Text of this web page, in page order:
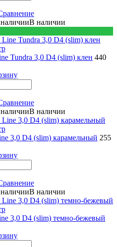
В наличии
Tundra 3,0 D4 (slim) клен 440
В наличии
3,0 D4 (slim) карамельный 255
В наличии
3,0 D4 (slim) темно-бежевый